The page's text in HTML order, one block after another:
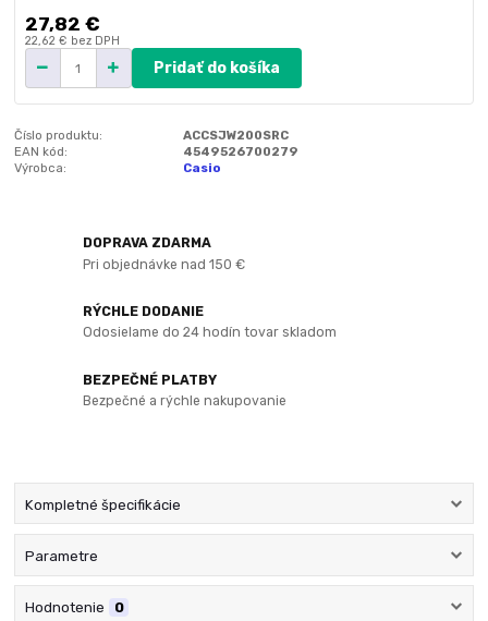
27,82 €
22,62 € bez DPH
Pridať do košíka
Číslo produktu:
ACCSJW200SRC
EAN kód:
4549526700279
Výrobca:
Casio
DOPRAVA ZDARMA
Pri objednávke nad 150 €
RÝCHLE DODANIE
Odosielame do 24 hodín tovar skladom
BEZPEČNÉ PLATBY
Bezpečné a rýchle nakupovanie
Kompletné špecifikácie
Parametre
Hodnotenie 0